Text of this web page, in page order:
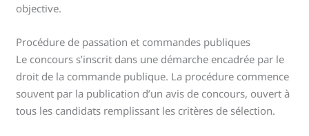
objective.
Procédure de passation et commandes publiques
Le concours s’inscrit dans une démarche encadrée par le
droit de la commande publique. La procédure commence
souvent par la publication d’un avis de concours, ouvert à
tous les candidats remplissant les critères de sélection.